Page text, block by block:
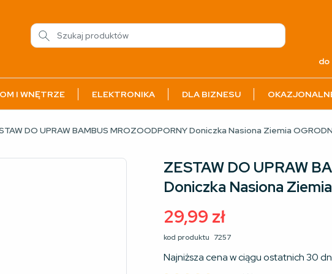
do
I WNĘTRZE ELEKTRONIKA DLA BIZNESU
DO UPRAW BAMBUS MROZOODPORNY Doniczka Nasiona Ziemia
ZESTAW DO UPRAW
Doniczka Nasiona
29,99 zł
kod produktu 7257
Najniższa cena w ciągu ostatnich 30